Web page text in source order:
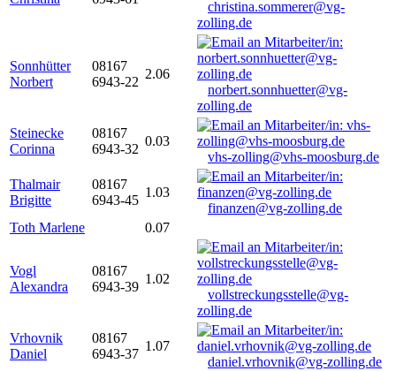
christina.sommerer@vg-
zolling.de
Sonnhütter
Norbert
08167
6943-22
2.06
norbert.sonnhuetter@vg-
zolling.de
Steinecke
Corinna
08167
6943-32
0.03
vhs-zolling@vhs-moosburg.de
Thalmair
Brigitte
08167
6943-45
1.03
finanzen@vg-zolling.de
Toth Marlene
0.07
Vogl
Alexandra
08167
6943-39
1.02
vollstreckungsstelle@vg-
zolling.de
Vrhovnik
Daniel
08167
6943-37
1.07
daniel.vrhovnik@vg-zolling.de